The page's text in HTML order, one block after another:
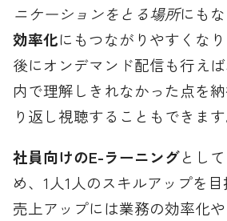
ニケーションをとる場所にもな
効率化にもつながりやすくな
後にオンデマンド配信も行え
内で理解しきれなかった点を
り返し視聴することもできます
社員向けのE-ラーニングとし
め、1人1人のスキルアップを目
売上アップには業務の効率化